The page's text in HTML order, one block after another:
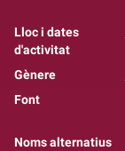
Lloc i dates
d'activitat
Gènere
Font
Noms alternatius